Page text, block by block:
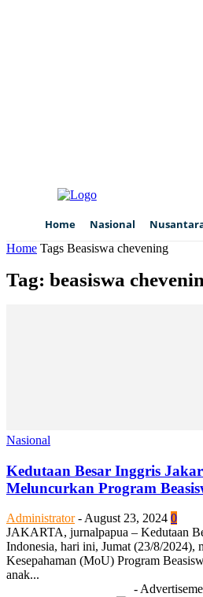
Home Nasional
Home Tags Beasiswa chevening
Tag: beasiswa
Nasional
Kedutaan Besar Inggris
Meluncurkan Program
Administrator - August 23, 2024 0
JAKARTA, jurnalpapua – Kedutaan
Indonesia, hari ini, Jumat (23/8/2024),
Kesepahaman (MoU) Program
anak...
-